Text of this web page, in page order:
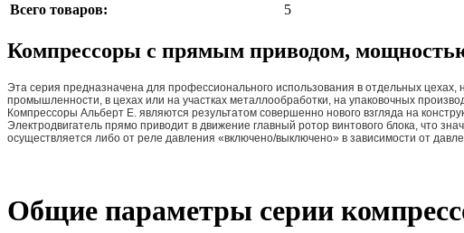
Всего товаров:
5
Компрессоры с прямым приводом,
Эта серия предназначена для профессионального использования в отдельных
промышленности, в цехах или на участках металлообработки, на упаковочных
Компрессоры Альберт E. являются результатом совершенно нового взгляда на
Электродвигатель прямо приводит в движение главный ротор винтового блока, что
осуществляется либо от реле давления «включено/выключено» в зависимости от
Общие параметры серии